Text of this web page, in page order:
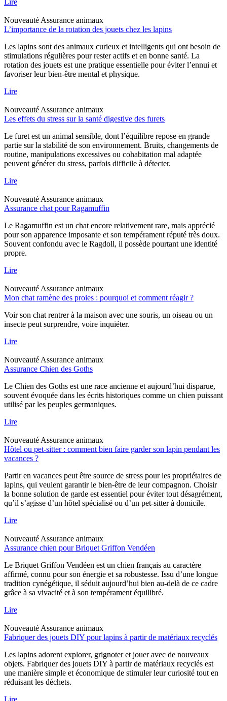
Nouveauté Assurance animaux
L’importance de la rotation des jouets chez les lapins
Les lapins sont des animaux curieux et intelligents qui ont besoin de
stimulations régulières pour rester actifs et en bonne santé. La
rotation des jouets est une pratique essentielle pour éviter l’ennui et
favoriser leur bien-être mental et physique.
Lire
Nouveauté Assurance animaux
Les effets du stress sur la santé digestive des furets
Le furet est un animal sensible, dont l’équilibre repose en grande
partie sur la stabilité de son environnement. Bruits, changements de
routine, manipulations excessives ou cohabitation mal adaptée
peuvent générer du stress, parfois difficile à détecter.
Lire
Nouveauté Assurance animaux
Assurance chat pour Ragamuffin
Le Ragamuffin est un chat encore relativement rare, mais apprécié
pour son apparence imposante et son tempérament réputé très doux.
Souvent confondu avec le Ragdoll, il possède pourtant une identité
propre.
Lire
Nouveauté Assurance animaux
Mon chat ramène des proies : pourquoi et comment réagir ?
Voir son chat rentrer à la maison avec une souris, un oiseau ou un
insecte peut surprendre, voire inquiéter.
Lire
Nouveauté Assurance animaux
Assurance Chien des Goths
Le Chien des Goths est une race ancienne et aujourd’hui disparue,
souvent évoquée dans les écrits historiques comme un chien puissant
utilisé par les peuples germaniques.
Lire
Nouveauté Assurance animaux
Hôtel ou pet-sitter : comment bien faire garder son lapin pendant les
vacances ?
Partir en vacances peut être source de stress pour les propriétaires de
lapins, qui veulent garantir le bien-être de leur compagnon. Choisir
la bonne solution de garde est essentiel pour éviter tout désagrément,
qu’il s’agisse d’un hôtel spécialisé ou d’un pet-sitter à domicile.
Lire
Nouveauté Assurance animaux
Assurance chien pour Briquet Griffon Vendéen
Le Briquet Griffon Vendéen est un chien français au caractère
affirmé, connu pour son énergie et sa robustesse. Issu d’une longue
tradition cynégétique, il séduit aujourd’hui bien au-delà de ce cadre
grâce à sa vivacité et à son tempérament équilibré.
Lire
Nouveauté Assurance animaux
Fabriquer des jouets DIY pour lapins à partir de matériaux recyclés
Les lapins adorent explorer, grignoter et jouer avec de nouveaux
objets. Fabriquer des jouets DIY à partir de matériaux recyclés est
une manière simple et économique de stimuler leur curiosité tout en
réduisant les déchets.
Lire